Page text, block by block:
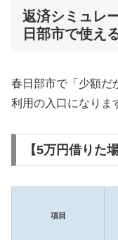
返済シミュレ
日部市で使え
春日部市で「少額だ
利用の入口になりま
【5万円借りた
項目